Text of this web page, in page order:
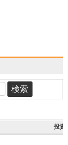
投資